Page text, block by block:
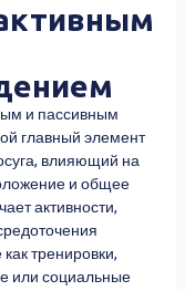
и пассивным
главный элемент
влияющий на
и общее
активности,
тренировки,
или социальные